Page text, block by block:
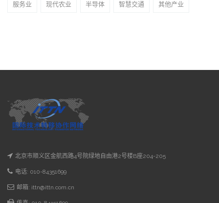
服务业 现代农业 半导体 智慧交通 其他产业
北京市顺义区金航西路4号院绿地自由港2号楼B座204-205
电话: 010-84351699
邮箱: ittn@ittn.com.cn